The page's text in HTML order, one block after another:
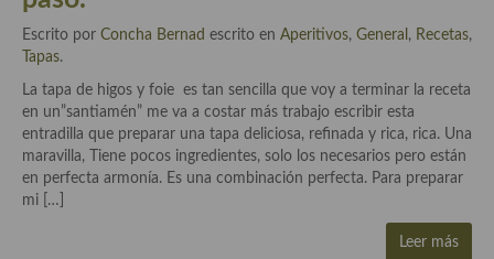
Postres con frutas
Salazones y encurtidos
Recetas Especiales
Recetas de Cuaresma
Escrito por Concha Bernad escrito en Aperitivos, General , Recetas,
Tapas.
La tapa de higos y foie es tan sencilla que voy a terminar la receta
en un”santiamén” me va a costar más trabajo escribir esta
entradilla que preparar una tapa deliciosa, refinada y rica, rica. Una
maravilla, Tiene pocos ingredientes, solo los necesarios pero están
en perfecta armonía. Es una combinación perfecta. Para preparar
mi […]
Leer más